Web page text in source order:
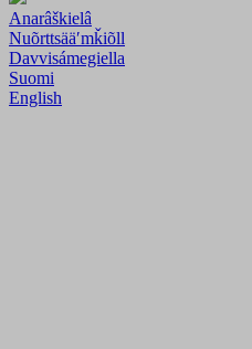
Anarâškielâ
Nuõrttsääʹmǩiõll
Davvisámegiella
Suomi
English